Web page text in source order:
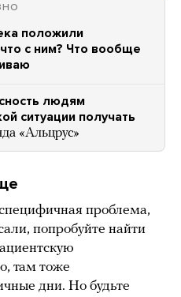
положили
с ним? Что вообще
людям
ситуации получать
«Альцрус»
проблема,
попробуйте найти
там тоже
дни. Но будьте